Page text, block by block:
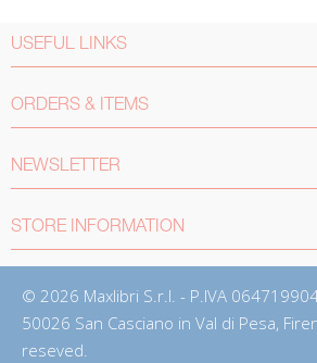
USEFUL LINKS
ORDERS & ITEMS
NEWSLETTER
STORE INFORMATION
© 2026 Maxlibri S.r.l. - P.IVA
50026 San Casciano in Val di Pesa,
reseved.